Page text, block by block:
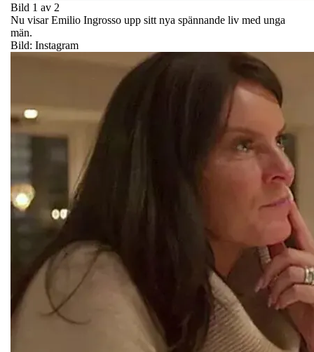
Bild 1 av 2
Nu visar Emilio Ingrosso upp sitt nya spännande liv med unga
män.
Bild: Instagram